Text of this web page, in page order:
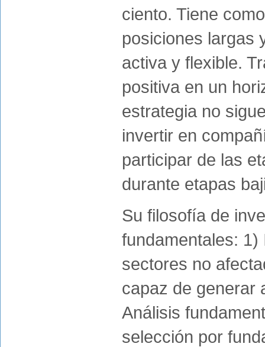
ciento. Tiene
posiciones largas
activa y flexible.
positiva en un
estrategia no
invertir en
participar de las
durante etapas
Su filosofía de
fundamentales:
sectores no
capaz de generar
Análisis
selección por